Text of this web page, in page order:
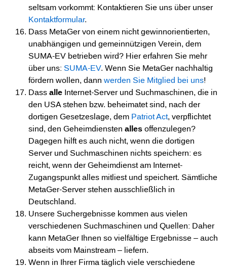
seltsam vorkommt: Kontaktieren Sie uns über unser
Kontaktformular.
Dass MetaGer von einem nicht gewinnorientierten,
unabhängigen und gemeinnützigen Verein, dem
SUMA-EV betrieben wird? Hier erfahren Sie mehr
über uns: SUMA-EV. Wenn Sie MetaGer nachhaltig
fördern wollen, dann werden Sie Mitglied bei uns!
Dass alle Internet-Server und Suchmaschinen, die in
den USA stehen bzw. beheimatet sind, nach der
dortigen Gesetzeslage, dem Patriot Act, verpflichtet
sind, den Geheimdiensten alles offenzulegen?
Dagegen hilft es auch nicht, wenn die dortigen
Server und Suchmaschinen nichts speichern: es
reicht, wenn der Geheimdienst am Internet-
Zugangspunkt alles mitliest und speichert. Sämtliche
MetaGer-Server stehen ausschließlich in
Deutschland.
Unsere Suchergebnisse kommen aus vielen
verschiedenen Suchmaschinen und Quellen: Daher
kann MetaGer Ihnen so vielfältige Ergebnisse – auch
abseits vom Mainstream – liefern.
Wenn in Ihrer Firma täglich viele verschiedene